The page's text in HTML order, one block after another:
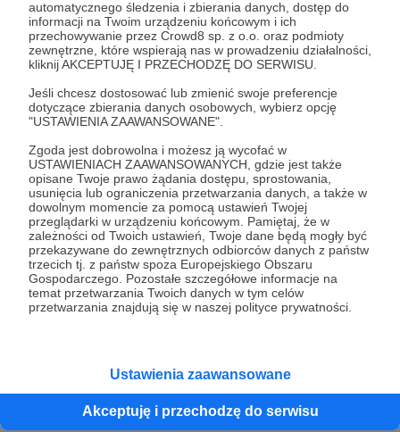
automatycznego śledzenia i zbierania danych, dostęp do
informacji na Twoim urządzeniu końcowym i ich
przechowywanie przez Crowd8 sp. z o.o. oraz podmioty
zewnętrzne, które wspierają nas w prowadzeniu działalności,
kliknij AKCEPTUJĘ I PRZECHODZĘ DO SERWISU.
Jeśli chcesz dostosować lub zmienić swoje preferencje
dotyczące zbierania danych osobowych, wybierz opcję
"USTAWIENIA ZAAWANSOWANE".
Zgoda jest dobrowolna i możesz ją wycofać w
USTAWIENIACH ZAAWANSOWANYCH, gdzie jest także
opisane Twoje prawo żądania dostępu, sprostowania,
usunięcia lub ograniczenia przetwarzania danych, a także w
dowolnym momencie za pomocą ustawień Twojej
przeglądarki w urządzeniu końcowym. Pamiętaj, że w
zależności od Twoich ustawień, Twoje dane będą mogły być
przekazywane do zewnętrznych odbiorców danych z państw
trzecich tj. z państw spoza Europejskiego Obszaru
Gospodarczego. Pozostałe szczegółowe informacje na
temat przetwarzania Twoich danych w tym celów
przetwarzania znajdują się w naszej polityce prywatności.
Ustawienia zaawansowane
Akceptuję i przechodzę do serwisu
skutecznie rozpocząć proces gojenia i zapobiec
pogłębianiu się rany. To realna pomoc, która daje
szansę na powrót do zdrowia.
Patroni: 1
50 zł miesięcznie
- Przystań z troską -
Twoje wsparcie finansuje specjalistyczny
opatrunek dla pacjenta z rozległą raną przewlekłą -
to większość naszych interwencji. Realnie
Patroni: 1